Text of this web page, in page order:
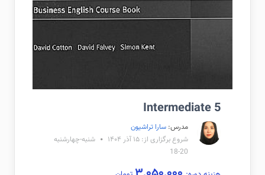
Intermediate 5
مدرس: سارا تراشیون
شروع برگزاری از: ۱۵ آذر ۱۴۰۴
شنبه-چهارشنبه
20-18